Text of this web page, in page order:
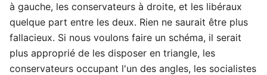
à gauche, les conservateurs à droite, et les libéraux
quelque part entre les deux. Rien ne saurait être plus
fallacieux. Si nous voulons faire un schéma, il serait
plus approprié de les disposer en triangle, les
conservateurs occupant l'un des angles, les socialistes